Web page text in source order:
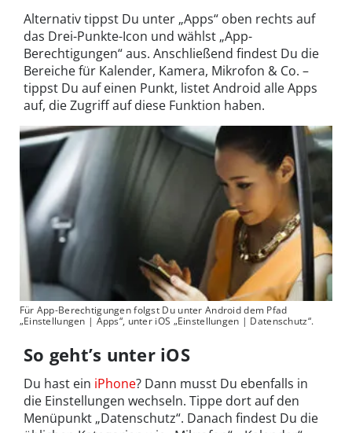
Alternativ tippst Du unter „Apps“ oben rechts auf
das Drei-Punkte-Icon und wählst „App-
Berechtigungen“ aus. Anschließend findest Du die
Bereiche für Kalender, Kamera, Mikrofon & Co. –
tippst Du auf einen Punkt, listet Android alle Apps
auf, die Zugriff auf diese Funktion haben.
Für App-Berechtigungen folgst Du unter Android dem Pfad
„Einstellungen | Apps“, unter iOS „Einstellungen | Datenschutz“.
So geht’s unter iOS
Du hast ein iPhone? Dann musst Du ebenfalls in
die Einstellungen wechseln. Tippe dort auf den
Menüpunkt „Datenschutz“. Danach findest Du die